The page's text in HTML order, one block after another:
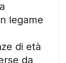
legame
di età
da